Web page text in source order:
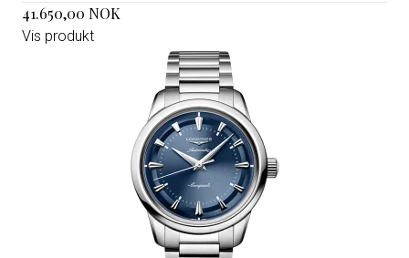
41.650,00 NOK
Vis produkt